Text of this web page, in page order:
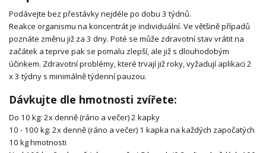
Podávejte bez přestávky nejdéle po dobu 3 týdnů.
Reakce organismu na koncentrát je individuální. Ve většině případů
poznáte změnu již za 3 dny. Poté se může zdravotní stav vrátit na
začátek a teprve pak se pomalu zlepší, ale již s dlouhodobým
účinkem. Zdravotní problémy, které trvají již roky, vyžadují aplikaci 2
x 3 týdny s minimálně týdenní pauzou.
Dávkujte dle hmotnosti zvířete:
Do 10 kg: 2x denně (ráno a večer) 2 kapky
10 - 100 kg: 2x denně (ráno a večer) 1 kapka na každých započatých
10 kg hmotnosti